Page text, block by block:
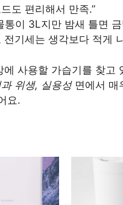
도 편리해서 만족.”
통이 3L지만 밤새 틀면
전기세는 생각보다 적게
에 사용할 가습기를 찾고
과 위생, 실용성면에서 매
요.